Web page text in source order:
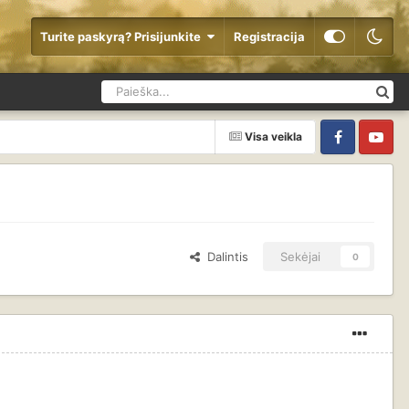
Turite paskyrą? Prisijunkite Registracija
Visa veikla
FacebookYouTube
Dalintis Sekėjai 0